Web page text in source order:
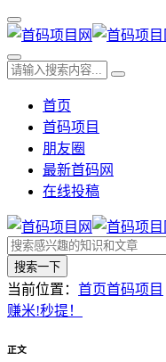
首页
首码项目
朋友圈
最新首码网
在线投稿
搜索一下
当前位置： 首页首码项目
赚米!秒提！
正文